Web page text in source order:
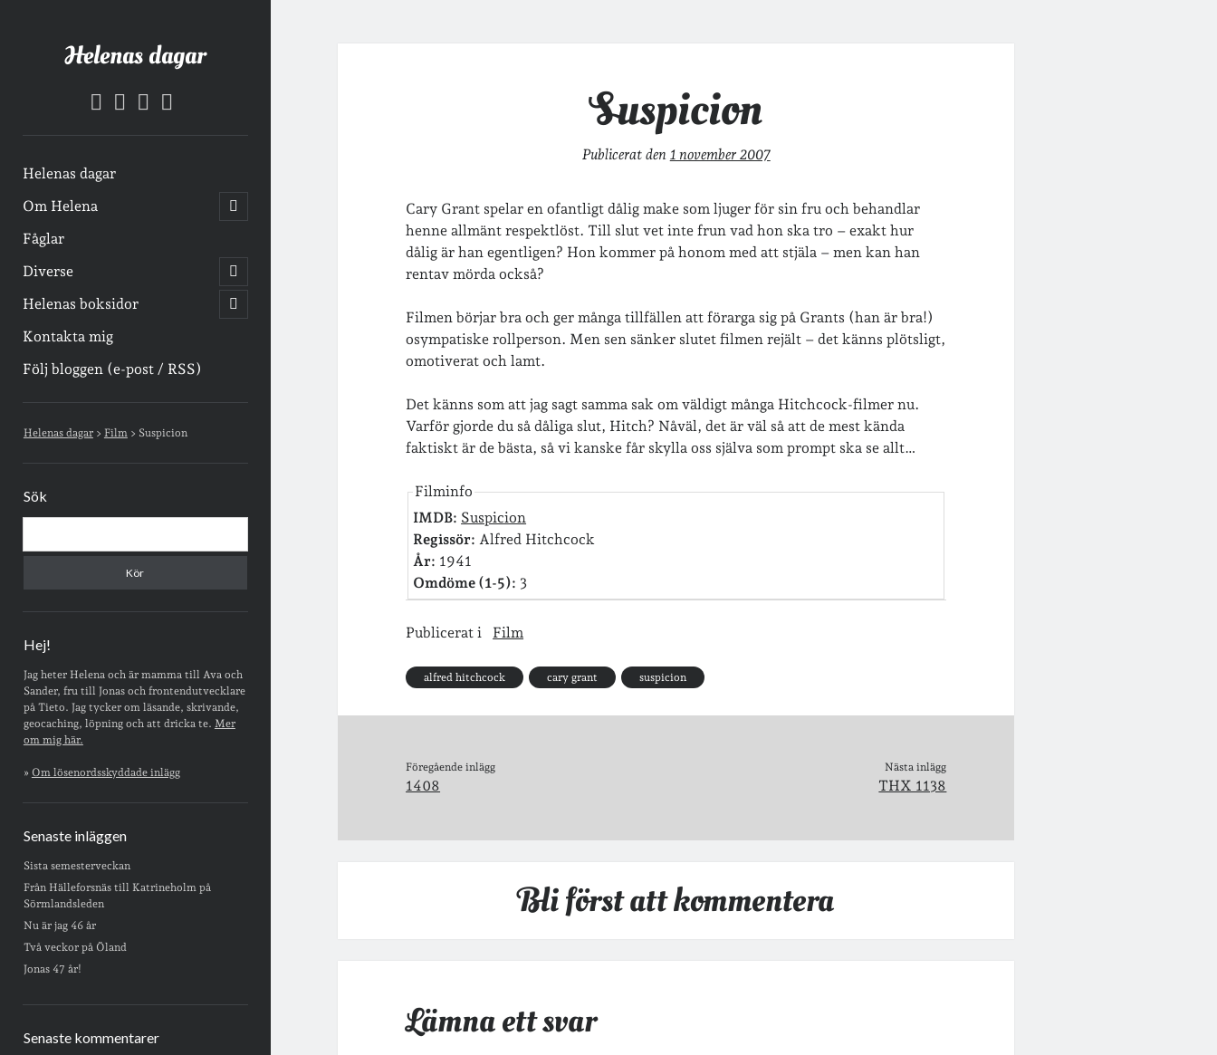
Helenas dagar
facebook
instagram
email-
Helenas dagar
Om Helena
öppna
undermeny
Fåglar
Diverse
öppna
undermeny
Helenas boksidor
öppna
undermeny
Kontakta mig
Följ bloggen (e-post / RSS)
Sidopanel
Helenas dagar> Film> Suspicion
Sök
Hej!
Jag heter Helena och är mamma till Ava och
Sander, fru till Jonas och frontendutvecklare
på Tieto. Jag tycker om läsande, skrivande,
geocaching, löpning och att dricka te. Mer
om mig här.
» Om lösenordsskyddade inlägg
Senaste inläggen
Sista semesterveckan
Från Hälleforsnäs till Katrineholm på
Sörmlandsleden
Nu är jag 46 år
Två veckor på Öland
Jonas 47 år!
Senaste kommentarer
Suspicion
Publicerat den 1 november 2007
Cary Grant spelar en ofantligt dålig make som ljuger för sin fru och behandlar
henne allmänt respektlöst. Till slut vet inte frun vad hon ska tro – exakt hur
dålig är han egentligen? Hon kommer på honom med att stjäla – men kan han
rentav mörda också?
Filmen börjar bra och ger många tillfällen att förarga sig på Grants (han är bra!)
osympatiske rollperson. Men sen sänker slutet filmen rejält – det känns plötsligt,
omotiverat och lamt.
Det känns som att jag sagt samma sak om väldigt många Hitchcock-filmer nu.
Varför gjorde du så dåliga slut, Hitch? Nåväl, det är väl så att de mest kända
faktiskt är de bästa, så vi kanske får skylla oss själva som prompt ska se allt…
Filminfo
IMDB: Suspicion
Regissör: Alfred Hitchcock
År: 1941
Omdöme (1-5): 3
Publicerat i Film
alfred hitchcock cary grant suspicion
Föregående inlägg
1408
Nästa inlägg
THX 1138
Bli först att kommentera
Lämna ett svar